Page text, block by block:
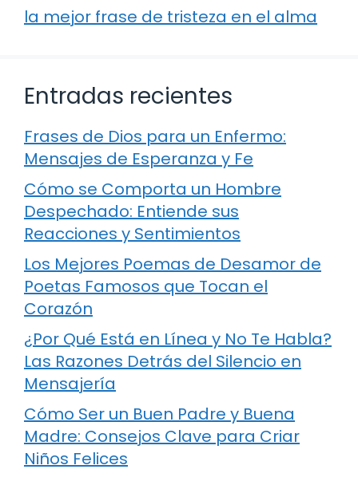
la mejor frase de tristeza en el alma
Entradas recientes
Frases de Dios para un Enfermo:
Mensajes de Esperanza y Fe
Cómo se Comporta un Hombre
Despechado: Entiende sus
Reacciones y Sentimientos
Los Mejores Poemas de Desamor de
Poetas Famosos que Tocan el
Corazón
¿Por Qué Está en Línea y No Te Habla?
Las Razones Detrás del Silencio en
Mensajería
Cómo Ser un Buen Padre y Buena
Madre: Consejos Clave para Criar
Niños Felices